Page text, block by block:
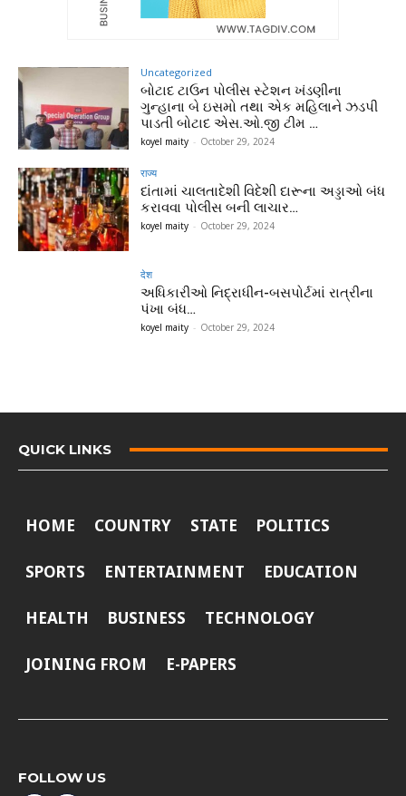
Uncategorized
બોટાદ ટાઉન પોલીસ સ્ટેશન ખંડણીના
ગુન્હાના બે ઇસમો તથા એક મહિલાને ઝડપી
પાડતી બોટાદ એસ.ઓ.જી ટીમ …
koyel maity - October 29, 2024
राज्य
દાંતામાં ચાલતાદેશી વિદેશી દારૂના અડ્ડાઓ બંધ
કરાવવા પોલીસ બની લાચાર…
koyel maity - October 29, 2024
देश
અધિકારીઓ નિદ્રાધીન-બસપોર્ટમાં રાત્રીના
પંખા બંધ…
koyel maity - October 29, 2024
QUICK LINKS
HOME COUNTRY STATE POLITICS
SPORTS ENTERTAINMENT EDUCATION
HEALTH BUSINESS TECHNOLOGY
JOINING FROM E-PAPERS
FOLLOW US